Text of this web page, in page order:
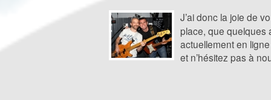
J’ai donc la joie de
place, que quelques
actuellement en
et n’hésitez pas à